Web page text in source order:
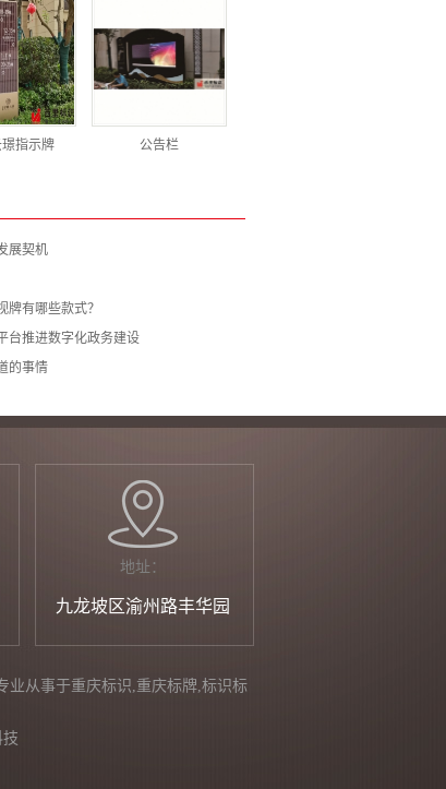
指示牌 公告栏
展契机
牌有哪些款式？
台推进数字化政务建设
的事情
地址：
九龙坡区渝州路丰华园
业从事于重庆标识,重庆标牌,标识标